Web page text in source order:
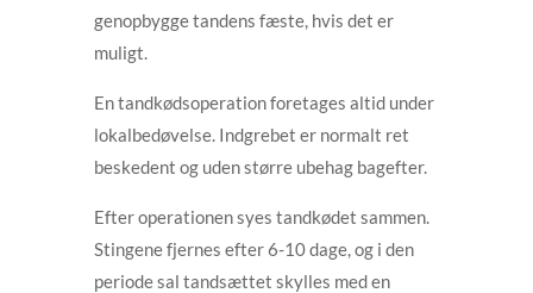
genopbygge tandens fæste, hvis det er
muligt.
En tandkødsoperation foretages altid under
lokalbedøvelse. Indgrebet er normalt ret
beskedent og uden større ubehag bagefter.
Efter operationen syes tandkødet sammen.
Stingene fjernes efter 6-10 dage, og i den
periode sal tandsættet skylles med en